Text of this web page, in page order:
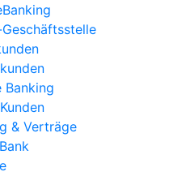
Banking
& Verträge